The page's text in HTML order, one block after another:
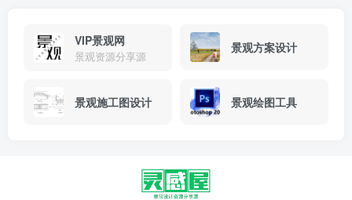
VIP景观网
景观资源分享源
景观方案设计
景观施工图设计 景观绘图工具